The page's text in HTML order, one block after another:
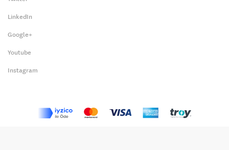
LinkedIn
Google+
Youtube
Instagram